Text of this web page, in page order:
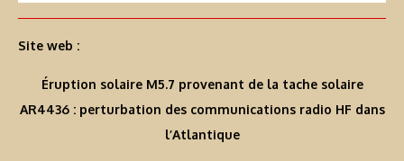
Site web :
Éruption solaire M5.7 provenant de la tache solaire
AR4436 : perturbation des communications radio HF dans
l’Atlantique